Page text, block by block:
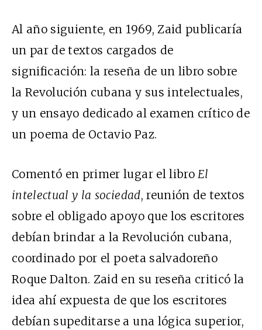
Al año siguiente, en 1969, Zaid publicaría
un par de textos cargados de
significación: la reseña de un libro sobre
la Revolución cubana y sus intelectuales,
y un ensayo dedicado al examen crítico de
un poema de Octavio Paz.
Comentó en primer lugar el libroEl
intelectual y la sociedad, reunión de textos
sobre el obligado apoyo que los escritores
debían brindar a la Revolución cubana,
coordinado por el poeta salvadoreño
Roque Dalton. Zaid en su reseña criticó la
idea ahí expuesta de que los escritores
debían supeditarse a una lógica superior,